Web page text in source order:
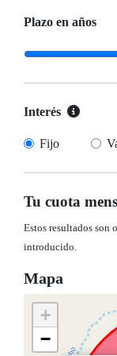
Plazo en años
Interés
Fijo
Tu cuota
Estos resultados son
introducido.
Mapa
+
−